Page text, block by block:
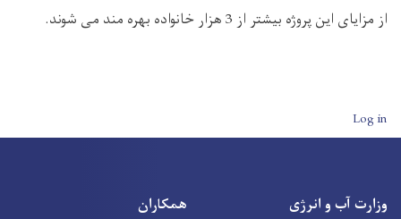
از مزایای این پروژه بیشتر از 3 هزار خانواده بهره مند می شوند.
User account menu
Log in
وزارت آب و انرژی همکاران